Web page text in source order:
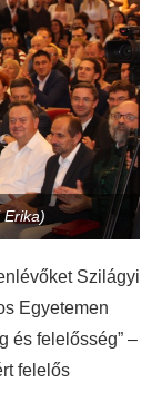
Szilágyi
Egyetemen
és felelősség” –
felelős